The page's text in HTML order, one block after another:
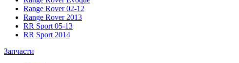
Range Rover 02-12
Range Rover 2013
RR Sport 05-13
RR Sport 2014
Запчасти